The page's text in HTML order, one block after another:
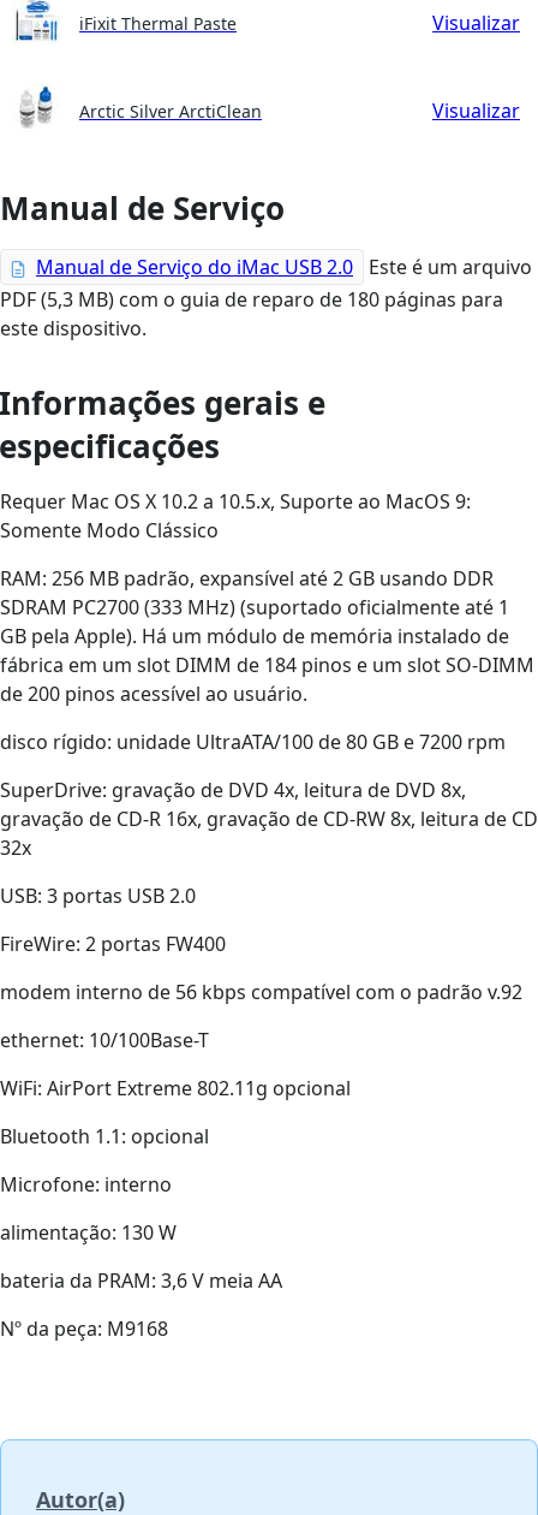
iFixit Thermal Paste Visualizar
Arctic Silver ArctiClean Visualizar
Manual de Serviço
Manual de Serviço do iMac USB 2.0
Este é um arquivo
PDF (5,3 MB) com o guia de reparo de 180 páginas para
este dispositivo.
Informações gerais e
especificações
Requer Mac OS X 10.2 a 10.5.x, Suporte ao MacOS 9:
Somente Modo Clássico
RAM: 256 MB padrão, expansível até 2 GB usando DDR
SDRAM PC2700 (333 MHz) (suportado oficialmente até 1
GB pela Apple). Há um módulo de memória instalado de
fábrica em um slot DIMM de 184 pinos e um slot SO-DIMM
de 200 pinos acessível ao usuário.
disco rígido: unidade UltraATA/100 de 80 GB e 7200 rpm
SuperDrive: gravação de DVD 4x, leitura de DVD 8x,
gravação de CD-R 16x, gravação de CD-RW 8x, leitura de CD
32x
USB: 3 portas USB 2.0
FireWire: 2 portas FW400
modem interno de 56 kbps compatível com o padrão v.92
ethernet: 10/100Base-T
WiFi: AirPort Extreme 802.11g opcional
Bluetooth 1.1: opcional
Microfone: interno
alimentação: 130 W
bateria da PRAM: 3,6 V meia AA
Nº da peça: M9168
Autor(a)